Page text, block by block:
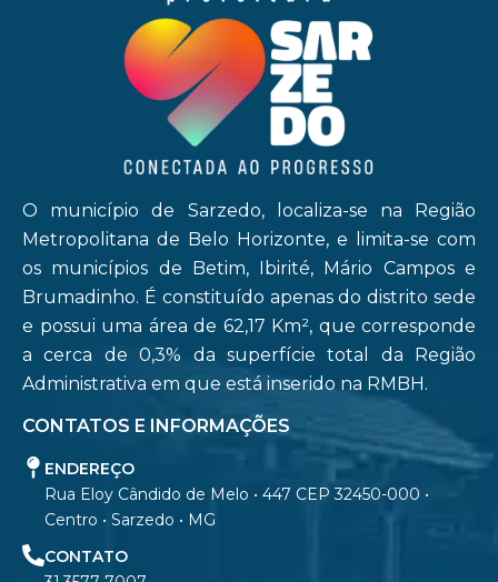
O município de Sarzedo, localiza-se na Região
Metropolitana de Belo Horizonte, e limita-se com
os municípios de Betim, Ibirité, Mário Campos e
Brumadinho. É constituído apenas do distrito sede
e possui uma área de 62,17 Km², que corresponde
a cerca de 0,3% da superfície total da Região
Administrativa em que está inserido na RMBH.
CONTATOS E INFORMAÇÕES
ENDEREÇO
Rua Eloy Cândido de Melo • 447 CEP 32450-000 •
Centro • Sarzedo • MG
CONTATO